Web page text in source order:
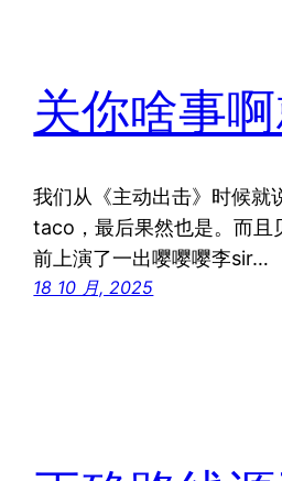
关你啥事
我们从《主动出击》时候就
taco，最后果然也是。而且
前上演了一出嘤嘤嘤李sir…
18 10 月, 2025